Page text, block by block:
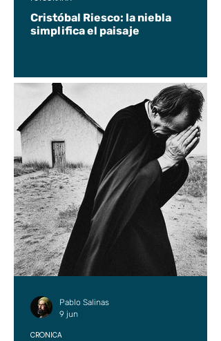
Cristóbal Riesco: la niebla
simplifica el paisaje
CRÓNICA
Pablo Salinas
9 jun